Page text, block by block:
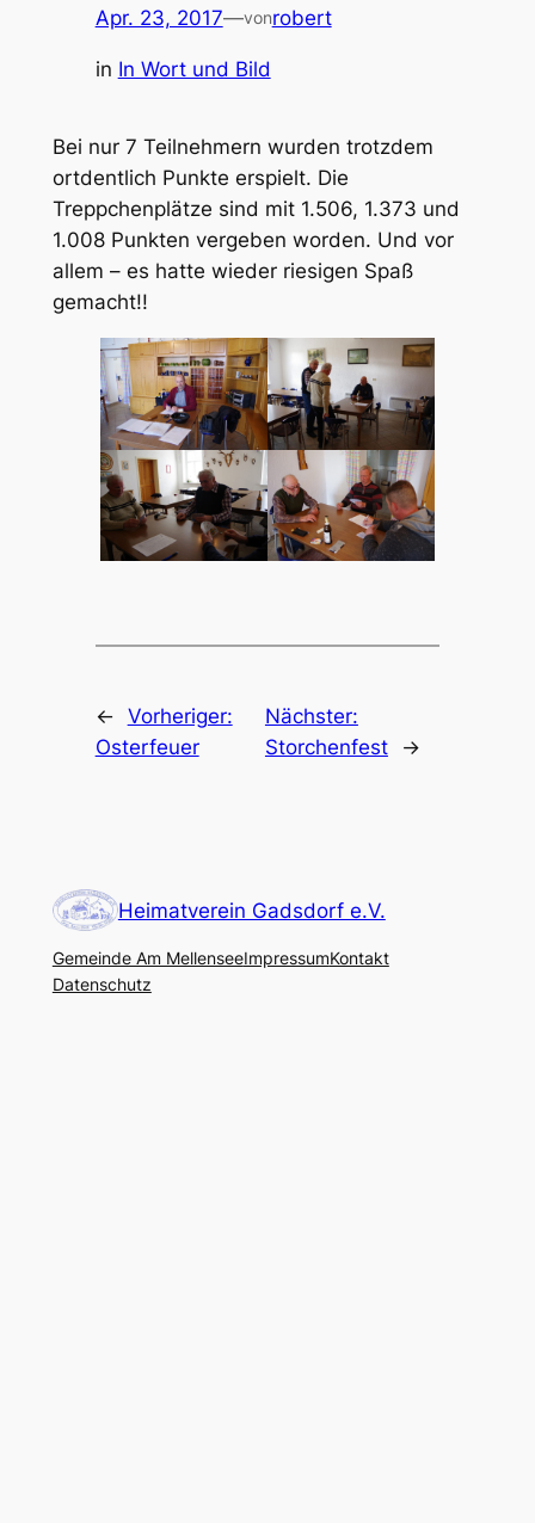
Apr. 23, 2017—vonrobert
in In Wort und Bild
Bei nur 7 Teilnehmern wurden trotzdem
ortdentlich Punkte erspielt. Die
Treppchenplätze sind mit 1.506, 1.373 und
1.008 Punkten vergeben worden. Und vor
allem – es hatte wieder riesigen Spaß
gemacht!!
← Vorheriger:
Osterfeuer
Nächster:
Storchenfest
→
Heimatverein Gadsdorf e.V.
Gemeinde Am MellenseeImpressumKontakt
Datenschutz